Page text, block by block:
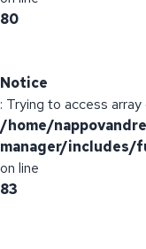
80
Notice
: Trying to access
/home/
manager/includes/
on line
83